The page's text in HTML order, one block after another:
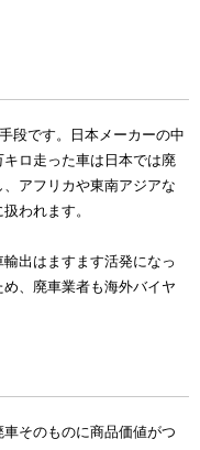
段です。日本メーカーの中
ロ走った車は日本では廃
アフリカや東南アジアな
われます。
出はますます活発になっ
、廃車業者も海外バイヤ
そのものに商品価値がつ